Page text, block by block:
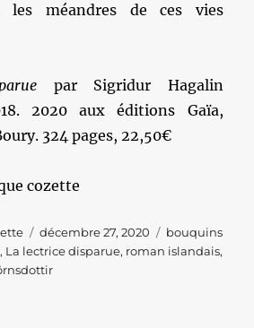
les méandres de ces vies
par Sigridur Hagalin
2020 aux éditions Gaïa,
324 pages, 22,50€
cozette
Publié
le
décembre 27, 2020 Catégories
bouquins
, La lectrice disparue, roman islandais,